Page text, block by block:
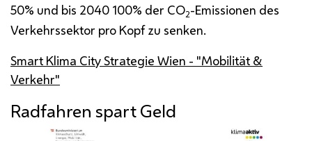
50% und bis 2040 100% der CO2-Emissionen des
Verkehrssektor pro Kopf zu senken.
Smart Klima CityStrategie Wien - "Mobilität &
Verkehr"
Radfahren spart Geld